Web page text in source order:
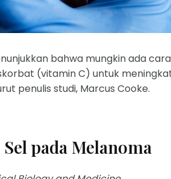
bahwa mungkin ada
(vitamin C) untuk
penulis studi, Marcus Cooke.
pada Melanoma